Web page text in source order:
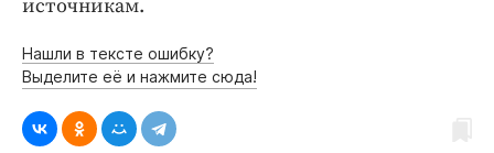
источникам.
Нашли в тексте ошибку?
Выделите её и нажмите сюда!